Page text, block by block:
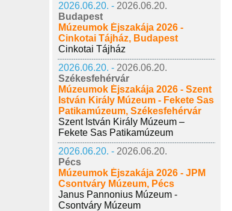
2026.06.20. - 2026.06.20.
Budapest
Múzeumok Éjszakája 2026 -
Cinkotai Tájház, Budapest
Cinkotai Tájház
2026.06.20. - 2026.06.20.
Székesfehérvár
Múzeumok Éjszakája 2026 - Szent
István Király Múzeum - Fekete Sas
Patikamúzeum, Székesfehérvár
Szent István Király Múzeum –
Fekete Sas Patikamúzeum
2026.06.20. - 2026.06.20.
Pécs
Múzeumok Éjszakája 2026 - JPM
Csontváry Múzeum, Pécs
Janus Pannonius Múzeum -
Csontváry Múzeum